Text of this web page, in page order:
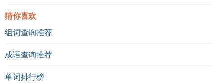
猜你喜欢
组词查询推荐
成语查询推荐
单词排行榜